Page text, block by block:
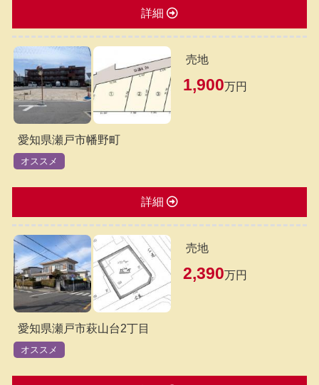
詳細
売地
1,900万円
愛知県瀬戸市幡野町
オススメ
詳細
売地
2,390万円
愛知県瀬戸市萩山台2丁目
オススメ